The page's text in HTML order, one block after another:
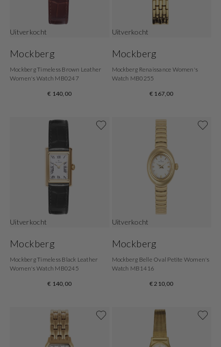
Uitverkocht
Mockberg
Mockberg Timeless Brown Leather
Women's Watch MB0247
€ 140,00
Uitverkocht
Mockberg
Mockberg Renaissance Women's
Watch MB0255
€ 167,00
Uitverkocht
Mockberg
Mockberg Timeless Black Leather
Women's Watch MB0245
€ 140,00
Uitverkocht
Mockberg
Mockberg Belle Oval Petite Women's
Watch MB1416
€ 210,00